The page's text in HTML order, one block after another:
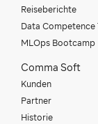
Reiseberichte
Data Competence
MLOps Bootcamp
Comma Soft
Kunden
Partner
Historie